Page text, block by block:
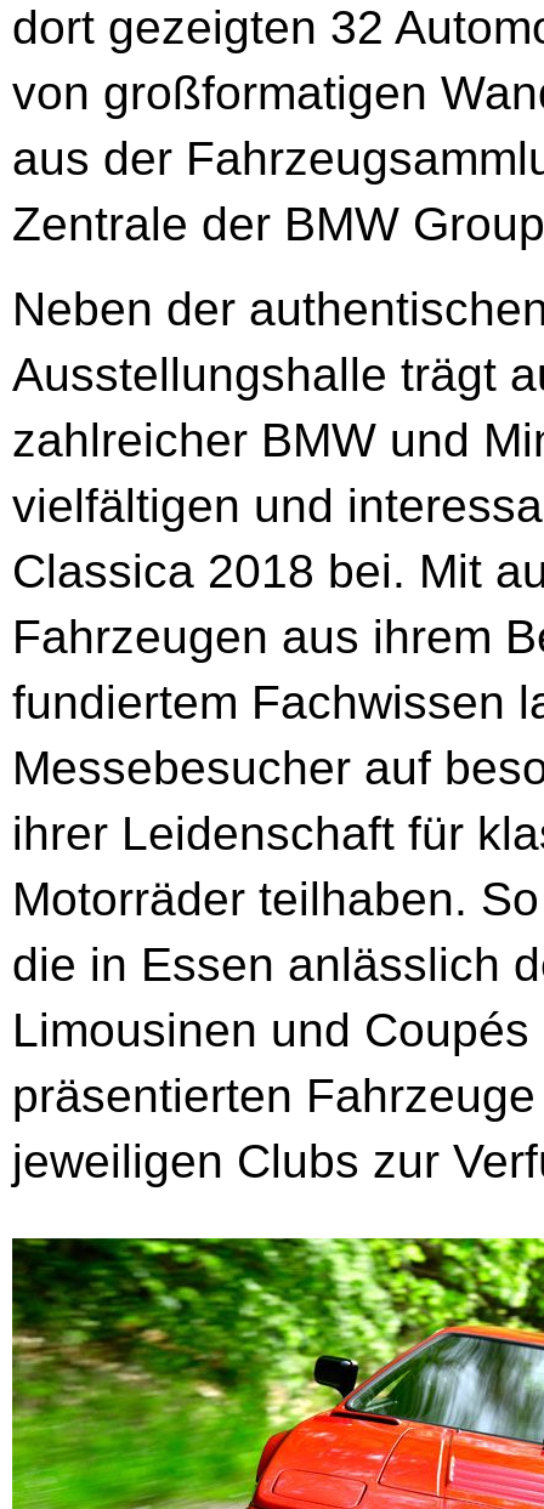
dort gezeigten 32
von großformatigen
aus der
Zentrale der BMW
Neben der
Ausstellungshalle trägt
zahlreicher BMW und
vielfältigen und
Classica 2018 bei. Mit
Fahrzeugen aus ihrem
fundiertem Fachwissen
Messebesucher auf
ihrer Leidenschaft für
Motorräder teilhaben.
die in Essen anlässlich
Limousinen und
präsentierten
jeweiligen Clubs zur